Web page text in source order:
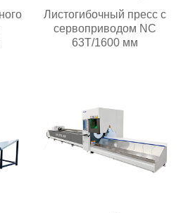
Листогибочный пресс с
сервоприводом NC
63T/1600 мм